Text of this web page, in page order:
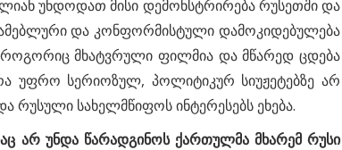
უნდოდათ მისი დემონსტრირება რუსეთში და
და კონფორმისტული დამოკიდებულება
მხატვრული ფილმია და მწარედ ცდება
უფრო სერიოზულ, პოლიტიკურ სიუჟეტებზე არ
რუსული სახელმწიფოს ინტერესებს ეხება.
არ უნდა წარადგინოს ქართულმა მხარემ რუსი